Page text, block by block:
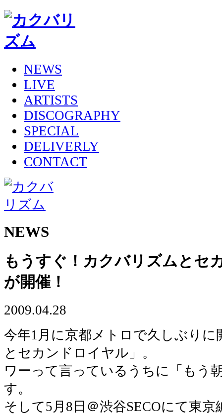
NEWS
LIVE
ARTISTS
DISCOGRAPHY
SPECIAL
DELIVERLY
CONTACT
NEWS
もうすぐ！カクバリズムとセ
が開催！
2009.04.28
今年1月に京都メトロで久しぶり
とセカンドロイヤル」。
ワーって言っているうちに「もう
す。
そして5月8日＠渋谷SECOにて東